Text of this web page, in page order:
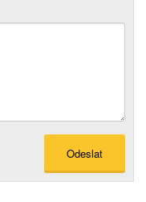
Odeslat